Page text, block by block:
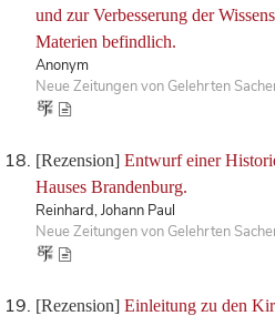
und zur Verbesserung der
Materien befindlich.
Anonym
Neue Zeitungen von Gelehrten
[Rezension] Entwurf einer
Hauses Brandenburg.
Reinhard, Johann Paul
Neue Zeitungen von Gelehrten
[Rezension] Einleitung zu den